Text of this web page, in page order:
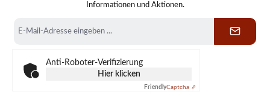
Informationen und Aktionen.
Mail-
Anti-Roboter-Verifizierung
Hier klicken
FriendlyCaptcha ⇗